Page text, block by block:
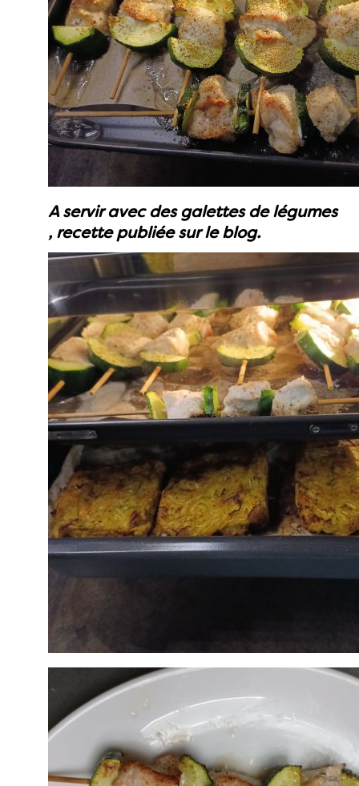
A servir avec des galettes de légumes
, recette publiée sur le blog.